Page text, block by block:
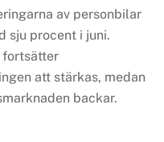
av personbilar
sju procent i juni.
att stärkas, medan
backar.